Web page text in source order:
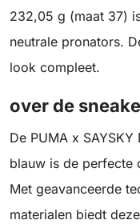
232,05 g (maat 37)
neutrale pronators.
look compleet.
over de
De PUMA x
blauw is de perfecte
Met geavanceerde
materialen biedt